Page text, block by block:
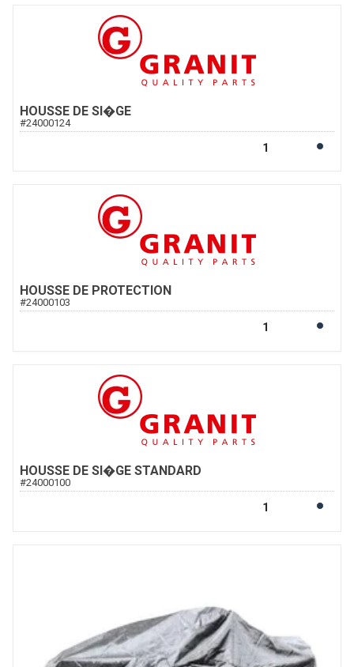
HOUSSE DE SI�GE
#24000124
HOUSSE DE PROTECTION
#24000103
HOUSSE DE SI�GE STANDARD
#24000100